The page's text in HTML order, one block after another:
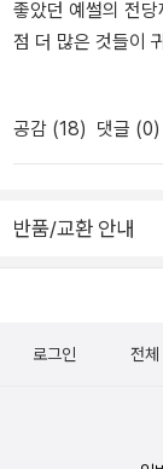
책은 당연히 기한
구입한 책들은 자
브루스 커밍스의
언급이 되었던 것
으로까지 이어지고
는데 이 책이 금서
본주의의 위기를
간이 생긴다는 뜻
좋았던 예썰의 전
점 더 많은 것들이 귀
선상 반란이 벌어
역사가들은 이를 우
은 지워진 여성들
다. 여성은 싸울 수
리는 인종차별적
을 남기지만 홀의
한 정신감정이야
공감 (18) 댓글 (0)
반품/교환 안내
로그인 전